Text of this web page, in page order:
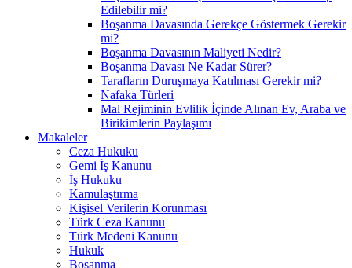
Edilebilir mi?
Boşanma Davasında Gerekçe Göstermek Gerekir
mi?
Boşanma Davasının Maliyeti Nedir?
Boşanma Davası Ne Kadar Sürer?
Tarafların Duruşmaya Katılması Gerekir mi?
Nafaka Türleri
Mal Rejiminin Evlilik İçinde Alınan Ev, Araba ve
Birikimlerin Paylaşımı
Makaleler
Ceza Hukuku
Gemi İş Kanunu
İş Hukuku
Kamulaştırma
Kişisel Verilerin Korunması
Türk Ceza Kanunu
Türk Medeni Kanunu
Hukuk
Boşanma